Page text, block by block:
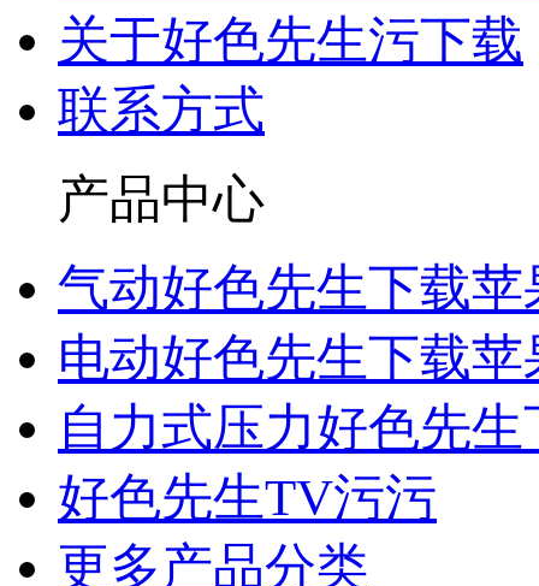
关于好色先生污下载
联系方式
产品中心
气动好色先生下载
电动好色先生下载
自力式压力好色先
好色先生TV污污
更多产品分类